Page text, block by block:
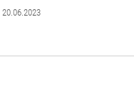
20.06.2023